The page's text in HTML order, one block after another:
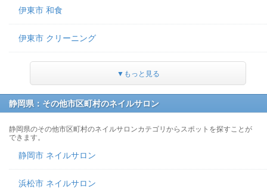
伊東市 和食
伊東市 クリーニング
▼もっと見る
静岡県：その他市区町村のネイルサロン
静岡県のその他市区町村のネイルサロンカテゴリからスポットを探すことが
できます。
静岡市 ネイルサロン
浜松市 ネイルサロン